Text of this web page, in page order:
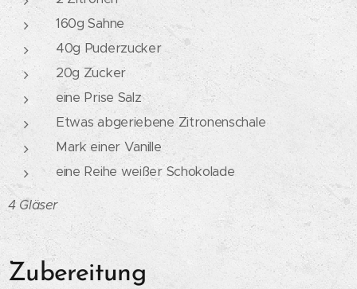
160g Sahne
40g Puderzucker
20g Zucker
eine Prise Salz
Etwas abgeriebene Zitronenschale
Mark einer Vanille
eine Reihe weißer Schokolade
4 Gläser
Zubereitung